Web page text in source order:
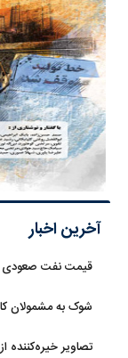
آخرین اخبار
قیمت نفت صعودی ماند؛
شوک به مشمولان
تصاویر